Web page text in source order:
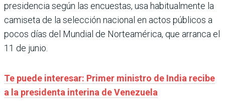
presidencia según las encuestas, usa habitualmente la
camiseta de la selección nacional en actos públicos a
pocos días del Mundial de Norteamérica, que arranca el
11 de junio.
Te puede interesar: Primer ministro de India recibe
a la presidenta interina de Venezuela